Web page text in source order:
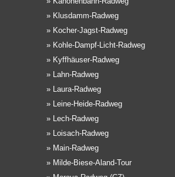
» Klusdamm-Radweg
» Kocher-Jagst-Radweg
» Kohle-Dampf-Licht-Radweg
» Kyffhäuser-Radweg
» Lahn-Radweg
» Laura-Radweg
» Leine-Heide-Radweg
» Lech-Radweg
» Loisach-Radweg
» Main-Radweg
» Milde-Biese-Aland-Tour